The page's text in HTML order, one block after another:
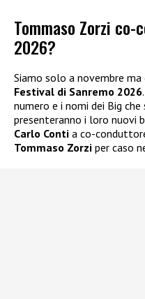
Tommaso Zorzi
2026?
Siamo solo a novembre ma
Festival di Sanremo 2026
numero e i nomi dei Big
presenteranno i loro nuovi
Carlo Conti a co-
Tommaso Zorzi per caso